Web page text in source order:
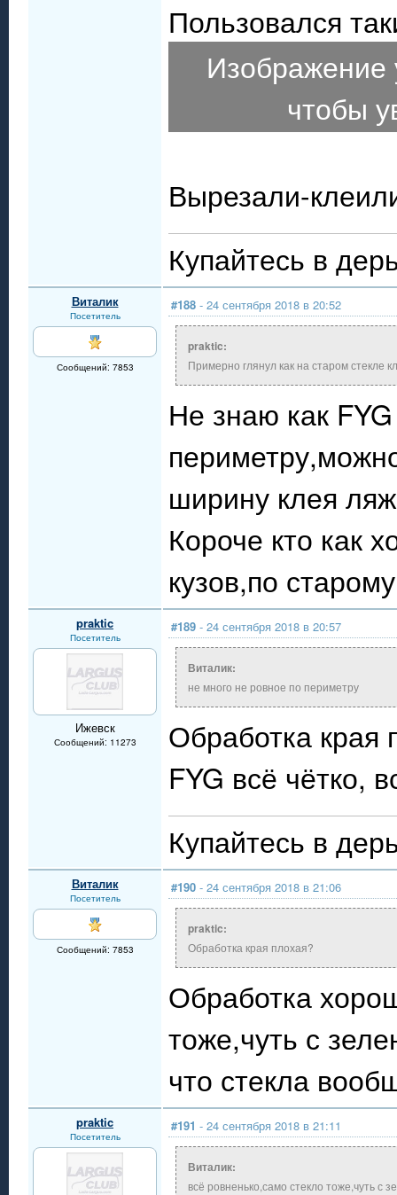
Пользовался
чтобы
Вырезали-
Купайтесь в
Виталик
Посетитель
Сообщений: 7853
#188 - 24 сентября 2018 в 20:52
praktic:
Примерно глянул как на старом стекле
Не знаю как
ширину клея
Короче кто как
кузов,по
praktic
Посетитель
Ижевск
Сообщений: 11273
#189 - 24 сентября 2018 в 20:57
Виталик:
не много не ровное по периметру
Обработка края
FYG всё чётко,
Купайтесь в
Виталик
Посетитель
Сообщений: 7853
#190 - 24 сентября 2018 в 21:06
praktic:
Обработка края плохая?
Обработка
тоже,чуть с
что стекла
praktic
Посетитель
#191 - 24 сентября 2018 в 21:11
Виталик:
всё ровненько,само стекло тоже,чуть с